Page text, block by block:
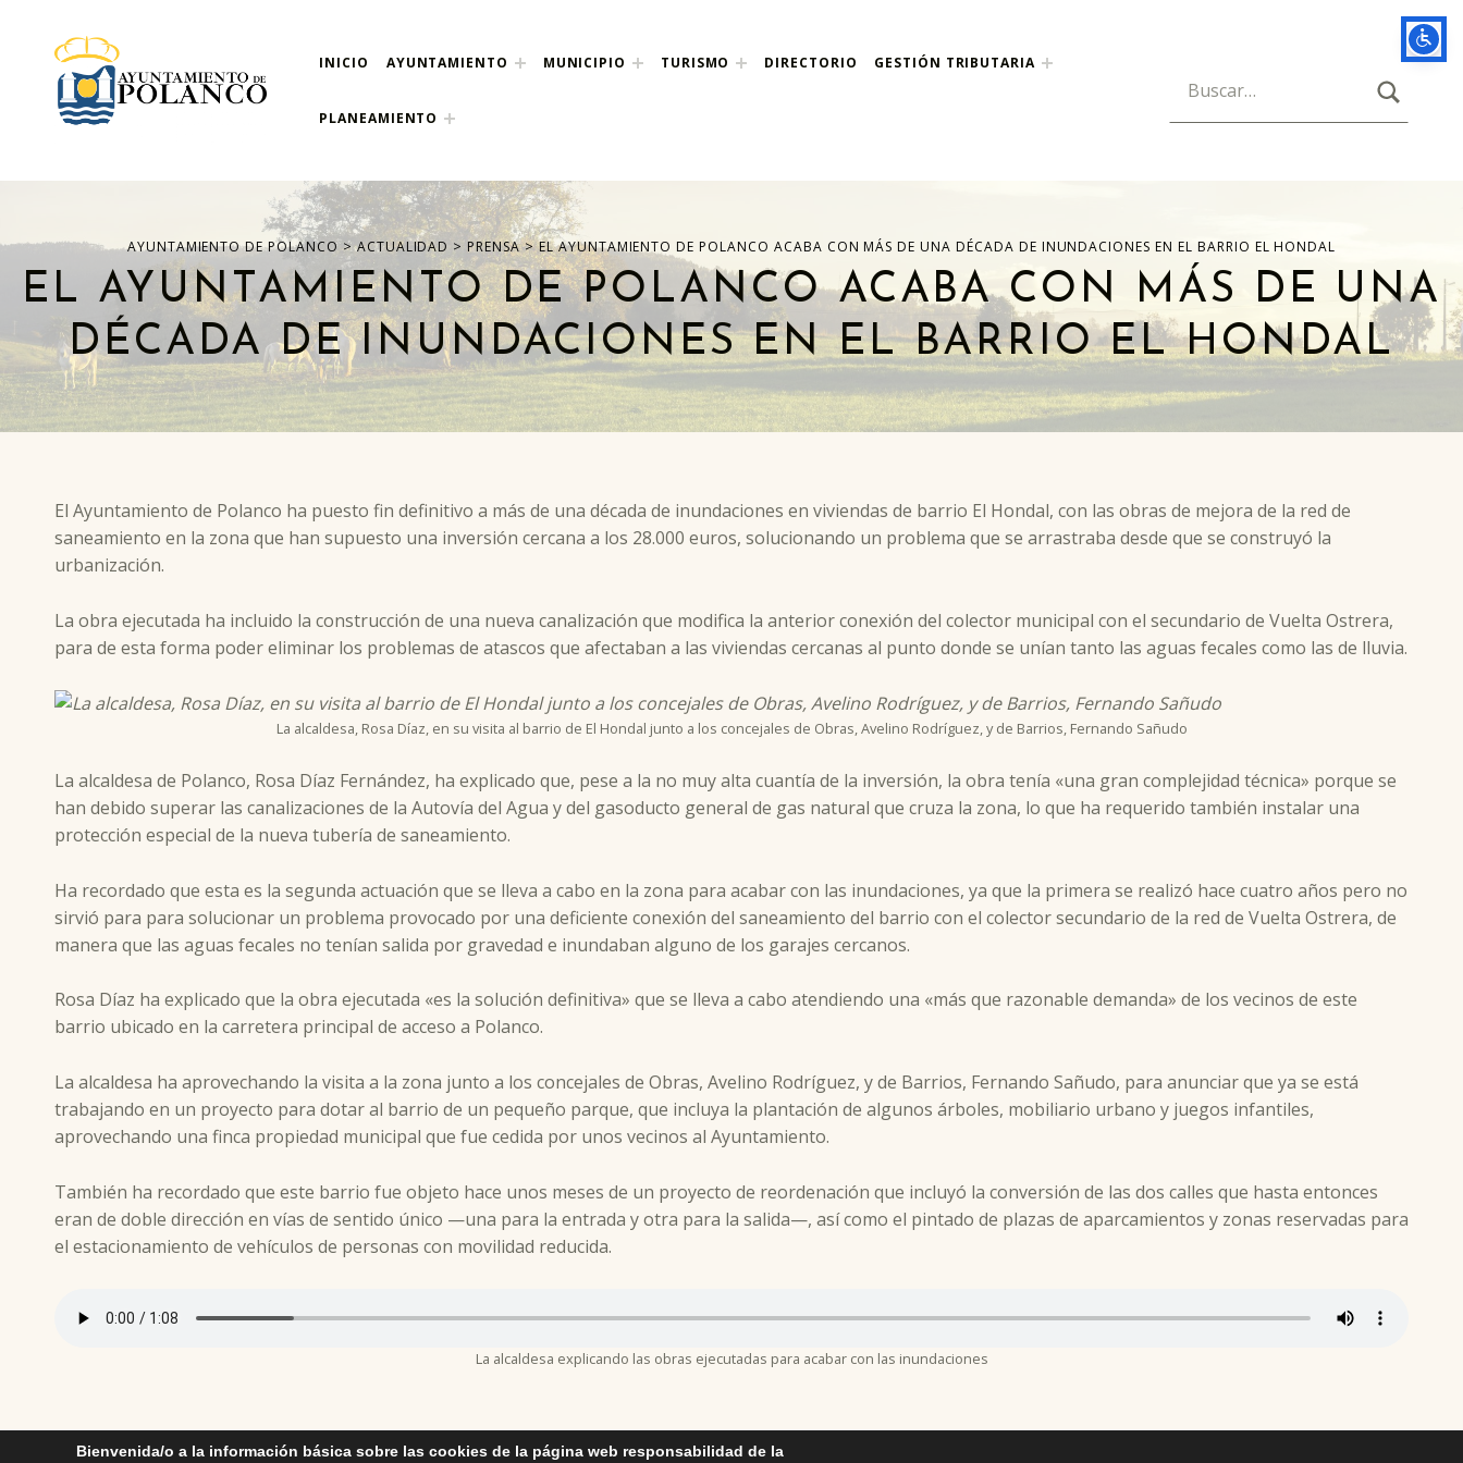
ayuntamiento de polanco
AYUNTAMIENTO DE POLANCO
INICIO AYUNTAMIENTO MUNICIPIO TURISMO DIRECTORIO GESTIÓN TRIBUTARIA
PLANEAMIENTO
Búsqueda para:
AYUNTAMIENTO DE POLANCO >ACTUALIDAD >PRENSA>EL AYUNTAMIENTO DE POLANCO ACABA CON MÁS DE UNA DÉCADA DE INUNDACIONES EN EL BARRIO EL HONDAL
EL AYUNTAMIENTO DE POLANCO ACABA CON MÁS DE UNA
DÉCADA DE INUNDACIONES EN EL BARRIO EL HONDAL
El Ayuntamiento de Polanco ha puesto fin definitivo a más de una década de inundaciones en viviendas de barrio El Hondal, con las obras de mejora de la red de
saneamiento en la zona que han supuesto una inversión cercana a los 28.000 euros, solucionando un problema que se arrastraba desde que se construyó la
urbanización.
La obra ejecutada ha incluido la construcción de una nueva canalización que modifica la anterior conexión del colector municipal con el secundario de Vuelta Ostrera,
para de esta forma poder eliminar los problemas de atascos que afectaban a las viviendas cercanas al punto donde se unían tanto las aguas fecales como las de lluvia.
La alcaldesa, Rosa Díaz, en su visita al barrio de El Hondal junto a los concejales de Obras, Avelino Rodríguez, y de Barrios, Fernando Sañudo
La alcaldesa de Polanco, Rosa Díaz Fernández, ha explicado que, pese a la no muy alta cuantía de la inversión, la obra tenía «una gran complejidad técnica» porque se
han debido superar las canalizaciones de la Autovía del Agua y del gasoducto general de gas natural que cruza la zona, lo que ha requerido también instalar una
protección especial de la nueva tubería de saneamiento.
Ha recordado que esta es la segunda actuación que se lleva a cabo en la zona para acabar con las inundaciones, ya que la primera se realizó hace cuatro años pero no
sirvió para para solucionar un problema provocado por una deficiente conexión del saneamiento del barrio con el colector secundario de la red de Vuelta Ostrera, de
manera que las aguas fecales no tenían salida por gravedad e inundaban alguno de los garajes cercanos.
Rosa Díaz ha explicado que la obra ejecutada «es la solución definitiva» que se lleva a cabo atendiendo una «más que razonable demanda» de los vecinos de este
barrio ubicado en la carretera principal de acceso a Polanco.
La alcaldesa ha aprovechando la visita a la zona junto a los concejales de Obras, Avelino Rodríguez, y de Barrios, Fernando Sañudo, para anunciar que ya se está
trabajando en un proyecto para dotar al barrio de un pequeño parque, que incluya la plantación de algunos árboles, mobiliario urbano y juegos infantiles,
aprovechando una finca propiedad municipal que fue cedida por unos vecinos al Ayuntamiento.
También ha recordado que este barrio fue objeto hace unos meses de un proyecto de reordenación que incluyó la conversión de las dos calles que hasta entonces
eran de doble dirección en vías de sentido único —una para la entrada y otra para la salida—, así como el pintado de plazas de aparcamientos y zonas reservadas para
el estacionamiento de vehículos de personas con movilidad reducida.
La alcaldesa explicando las obras ejecutadas para acabar con las inundaciones
Skip back to main navigation
Bienvenida/o a la información básica sobre las cookies de la página web responsabilidad de la